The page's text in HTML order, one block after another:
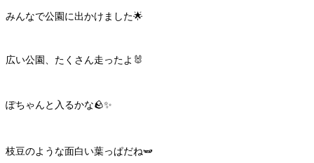
みんなで公園に出かけました🌟
広い公園、たくさん走ったよ🐰
ぽちゃんと入るかな🪨✨
枝豆のような面白い葉っぱだね🫛